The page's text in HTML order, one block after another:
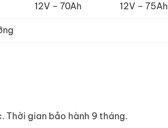
12V – 70Ah 12V – 75Ah
Thời gian bảo hành 9 tháng.